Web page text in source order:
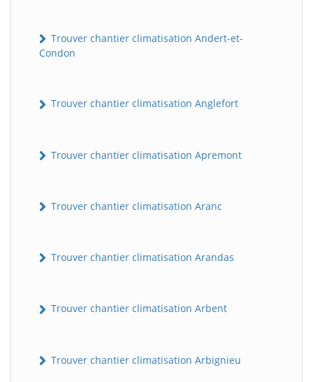
Trouver chantier climatisation Andert-et-
Condon
Trouver chantier climatisation Anglefort
Trouver chantier climatisation Apremont
Trouver chantier climatisation Aranc
Trouver chantier climatisation Arandas
Trouver chantier climatisation Arbent
Trouver chantier climatisation Arbignieu